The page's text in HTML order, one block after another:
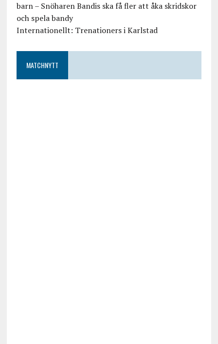
barn – Snöharen Bandis ska få fler att åka skridskor
och spela bandy
Internationellt: Trenationers i Karlstad
MATCHNYTT